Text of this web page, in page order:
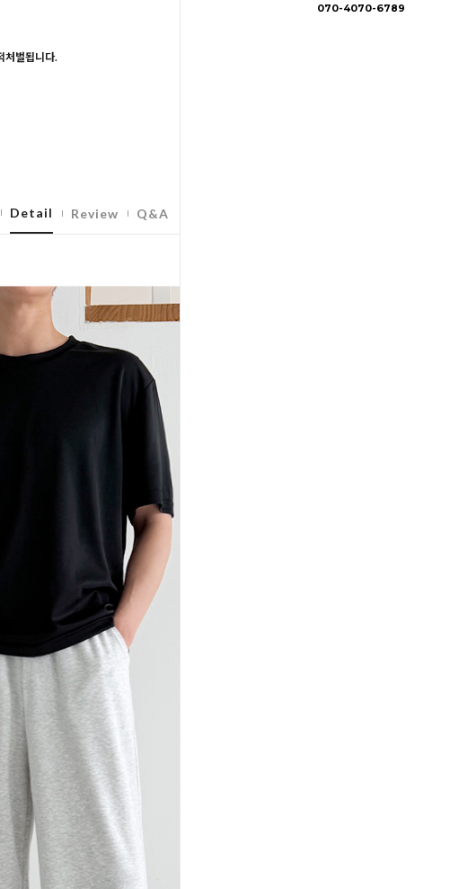
070-4070-6789
처벌됩니다.
Detail Review Q&A